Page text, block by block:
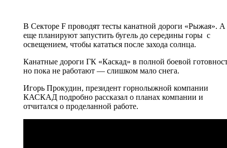
В Секторе F проводят тесты канатной дороги «Рыжая». А
еще планируют запустить бугель до середины горы с
освещением, чтобы кататься после захода солнца.
Канатные дороги ГК «Каскад» в полной боевой
но пока не работают — слишком мало снега.
Игорь Прокудин, президент горнолыжной компании
КАСКАД подробно рассказал о планах компании и
отчитался о проделанной работе.